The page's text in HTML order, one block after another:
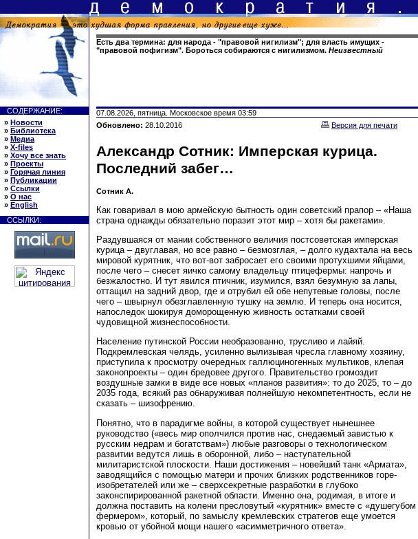
Есть два термина: для народа - "правовой нигилизм"; для власть имущих -
"правовой пофигизм". Бороться собираются с нигилизмом. Неизвестный
СОДЕРЖАНИЕ:
» Новости
» Библиотека
» Медиа
» X-files
» Хочу все знать
» Проекты
» Горячая линия
» Публикации
» Ссылки
» О нас
» English
ССЫЛКИ:
07.08.2026, пятница. Московское время 03:59
Обновлено: 28.10.2016 Версия для печати
Александр Сотник: Имперская курица.
Последний забег…
Сотник А.
Как говаривал в мою армейскую бытность один советский прапор – «Наша
страна однажды обязательно поразит этот мир – хотя бы ракетами».
Раздувшаяся от мании собственного величия постсоветская имперская
курица – двуглавая, но все равно – безмозглая, – долго кудахтала на весь
мировой курятник, что вот-вот забросает его своими протухшими яйцами,
после чего – снесет яичко самому владельцу птицефермы: напрочь и
безжалостно. И тут явился птичник, изумился, взял безумную за лапы,
оттащил на задний двор, где и отрубил ей обе непутевые головы, после
чего – швырнул обезглавленную тушку на землю. И теперь она носится,
напоследок шокируя доморощенную живность остатками своей
чудовищной жизнеспособности.
Население путинской России необразованно, трусливо и лайяй.
Подкремлевская челядь, усиленно вылизывая чресла главному хозяину,
приступила к просмотру очередных галлюциногенных мультиков, клепая
законопроекты – один бредовее другого. Правительство громоздит
воздушные замки в виде все новых «планов развития»: то до 2025, то – до
2035 года, всякий раз обнаруживая полнейшую некомпетентность, если не
сказать – шизофрению.
Понятно, что в парадигме войны, в которой существует нынешнее
руководство («весь мир ополчился против нас, снедаемый завистью к
русским недрам и богатствам») любые разговоры о технологическом
развитии ведутся лишь в оборонной, либо – наступательной
милитаристской плоскости. Наши достижения – новейший танк «Армата»,
заводящийся с помощью матери и прочих близких родственников горе-
изобретателей или же – сверхсекретные разработки в глубоко
законспирированной ракетной области. Именно она, родимая, в итоге и
должна поставить на колени пресловутый «курятник» вместе с «душегубом
фермером», который, по замыслу кремлевских стратегов еще умоется
кровью от убойной мощи нашего «асимметричного ответа».